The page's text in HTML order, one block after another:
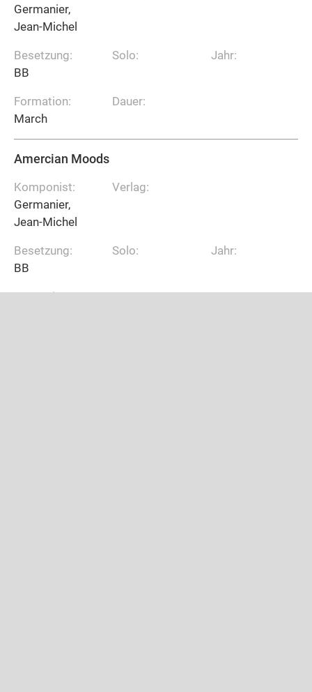
Germanier,
Jean-Michel
Besetzung:
BB
Formation:
March
Solo:
Dauer:
Jahr:
Amercian Moods
Komponist:
Germanier,
Jean-Michel
Besetzung:
BB
Formation:
Verlag:
Solo:
Dauer:
Jahr: